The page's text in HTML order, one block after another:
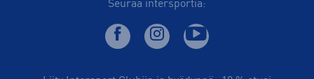
Seuraa intersportia: